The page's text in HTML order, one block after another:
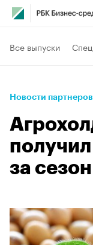
Все выпуски
Новости партнеров
за сезон